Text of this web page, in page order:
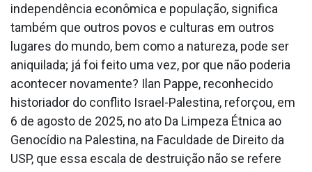
independência econômica e população, significa
também que outros povos e culturas em outros
lugares do mundo, bem como a natureza, pode ser
aniquilada; já foi feito uma vez, por que não poderia
acontecer novamente? Ilan Pappe, reconhecido
historiador do conflito Israel-Palestina, reforçou, em
6 de agosto de 2025, no ato Da Limpeza Étnica ao
Genocídio na Palestina, na Faculdade de Direito da
USP, que essa escala de destruição não se refere